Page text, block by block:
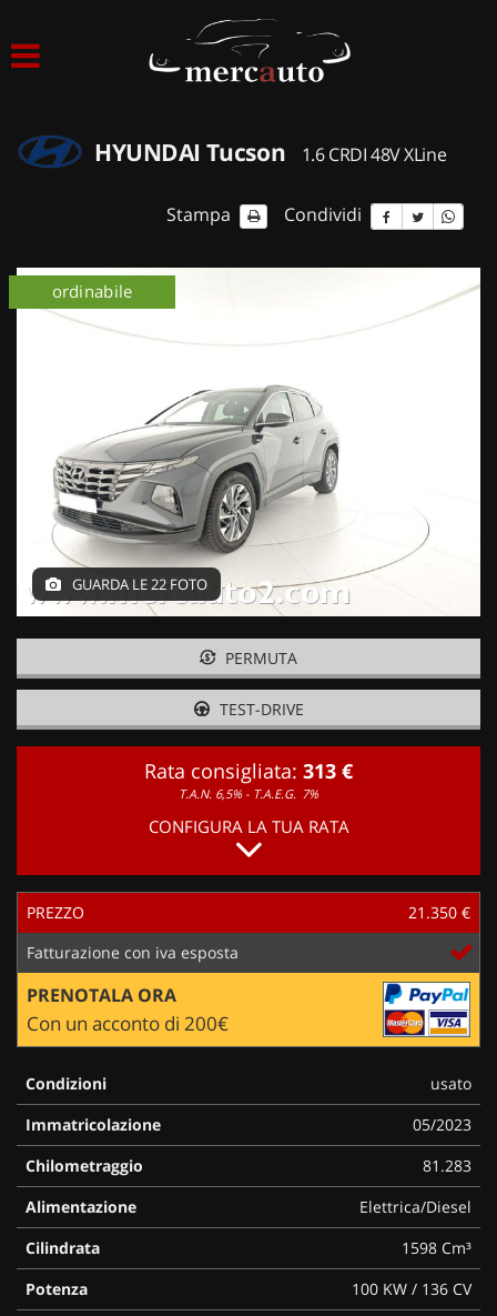
ACQUISTIAMO USATO
NOLEGGIO AUTO
NOLEGGIO BREVE TERMINE
CONTATTI
HYUNDAI Tucson 1.6 CRDI 48V XLine
Stampa Condividi
ordinabile
GUARDA LE 22 FOTO
PERMUTA
TEST-DRIVE
Rata consigliata: 313 €
T.A.N. 6,5% - T.A.E.G. 7%
CONFIGURA LA TUA RATA
PREZZO
21.350 €
Fatturazione con iva esposta
PRENOTALA ORA
Con un acconto di 200€
Condizioni
usato
Immatricolazione
05/2023
Chilometraggio
81.283
Alimentazione
Elettrica/Diesel
Cilindrata
1598 Cm³
Potenza
100 KW / 136 CV